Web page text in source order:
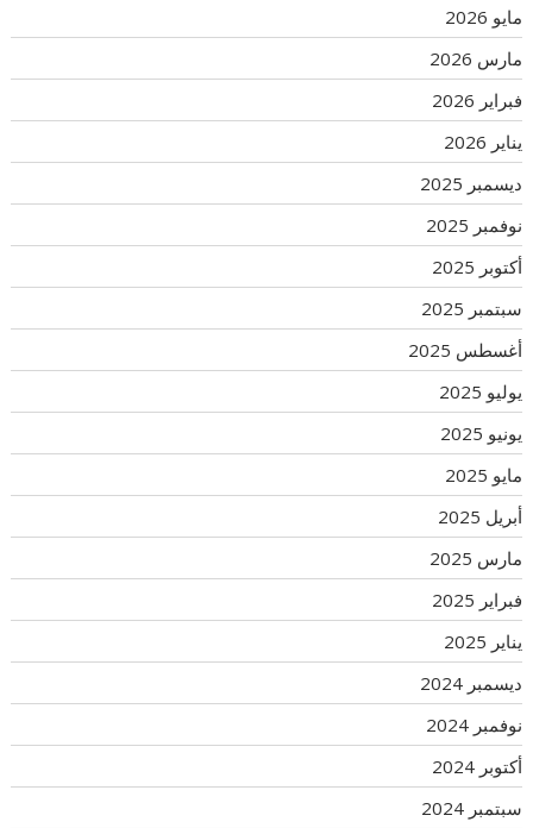
مايو 2026
مارس 2026
فبراير 2026
يناير 2026
ديسمبر 2025
نوفمبر 2025
أكتوبر 2025
سبتمبر 2025
أغسطس 2025
يوليو 2025
يونيو 2025
مايو 2025
أبريل 2025
مارس 2025
فبراير 2025
يناير 2025
ديسمبر 2024
نوفمبر 2024
أكتوبر 2024
سبتمبر 2024